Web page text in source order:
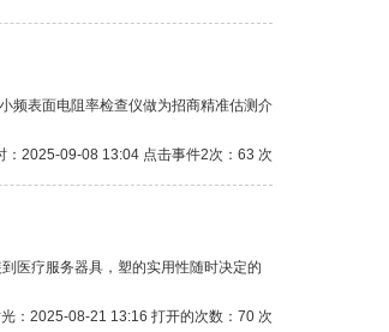
频表面电阻率检查仪做为招商精准估测介
：2025-09-08 13:04 点击事件2次：63 次
医疗服务器具，塑的实用性随时决定的
：2025-08-21 13:16 打开的次数：70 次